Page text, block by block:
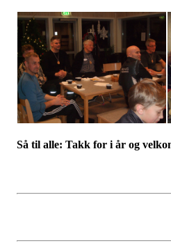
Så til alle: Takk for i år og